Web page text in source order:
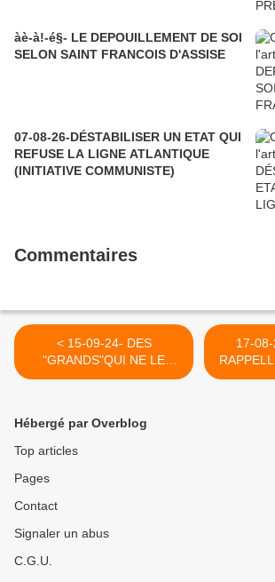
àè-à!-é§- LE DEPOUILLEMENT DE SOI
SELON SAINT FRANCOIS D'ASSISE
07-08-26-DÉSTABILISER UN ETAT QUI
REFUSE LA LIGNE ATLANTIQUE
(INITIATIVE COMMUNISTE)
Commentaires
< 15-09-24- DES
"GRANDS"QUI NE LE
SONT QU'EN APPARENCE
17-
LUI
Hébergé par Overblog
Top articles
Pages
Contact
Signaler un abus
C.G.U.